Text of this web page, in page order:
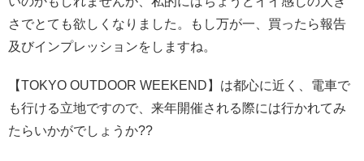
さでとても欲しくなりました。
もし万が一、買ったら報告
及びインプレッションをしますね。
【TOKYO OUTDOOR WEEKEND】は都心に近く、電車で
も行ける立地ですので、来年開催される際には行かれてみ
たらいかがでしょうか??